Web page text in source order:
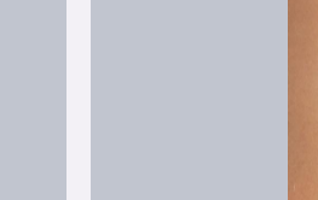
Mitgliedschaften: